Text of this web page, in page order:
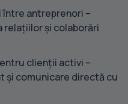
între antreprenori –
relațiilor și colaborări
clienții activi –
și comunicare directă cu